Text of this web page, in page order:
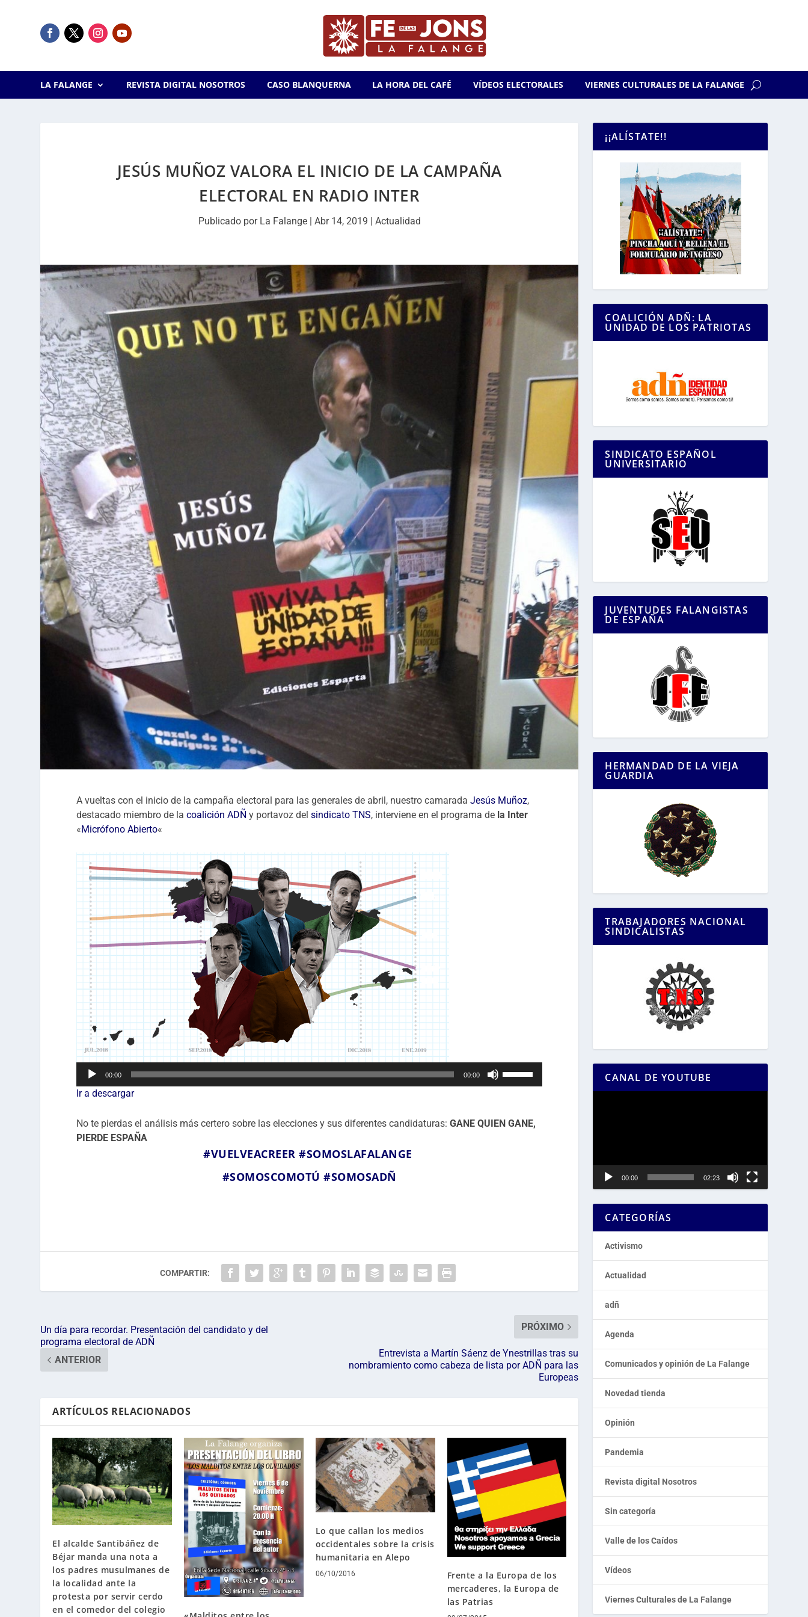
LA FALANGE REVISTA DIGITAL NOSOTROS CASO BLANQUERNA LA HORA DEL CAFÉ VÍDEOS ELECTORALES VIERNES CULTURALES DE LA FALANGE
JESÚS MUÑOZ VALORA EL INICIO DE LA CAMPAÑA
ELECTORAL EN RADIO INTER
Publicado por La Falange| Abr 14, 2019 | Actualidad
A vueltas con el inicio de la campaña electoral para las generales de abril, nuestro camaradaJesús Muñoz,
destacado miembro de lacoalición ADÑ y portavoz delsindicato TNS, interviene en el programa de la Inter
«Micrófono Abierto«
Reproductor
audio
00:00 00:00
i
e
c
i
b
a
a
b
a
j
o
p
Ir a descargar
No te pierdas el análisis más certero sobre las elecciones y sus diferentes candidaturas:GANE QUIEN GANE,
PIERDE ESPAÑA
#VUELVEACREER #SOMOSLAFALANGE
#SOMOSCOMOTÚ #SOMOSADÑ
COMPARTIR:
Un día para recordar. Presentación del candidato y del
programa electoral de ADÑ
ANTERIOR
PRÓXIMO
Entrevista a Martín Sáenz de Ynestrillas tras su
nombramiento como cabeza de lista por ADÑ para las
Europeas
ARTÍCULOS RELACIONADOS
El alcalde Santibáñez de
Béjar manda una nota a
los padres musulmanes de
la localidad ante la
protesta por servir cerdo
en el comedor del colegio
Lo que callan los medios
occidentales sobre la crisis
humanitaria en Alepo
06/10/2016
Frente a la Europa de los
mercaderes, la Europa de
las Patrias
¡¡ALÍSTATE!!
COALICIÓN ADÑ: LA
UNIDAD DE LOS PATRIOTAS
SINDICATO ESPAÑOL
UNIVERSITARIO
JUVENTUDES FALANGISTAS
DE ESPAÑA
HERMANDAD DE LA VIEJA
GUARDIA
TRABAJADORES NACIONAL
SINDICALISTAS
CANAL DE YOUTUBE
00:00 02:23
CATEGORÍAS
Activismo
Actualidad
adñ
Agenda
Comunicados y opinión de La Falange
Novedad tienda
Opinión
Pandemia
Revista digital Nosotros
Sin categoría
Valle de los Caídos
Vídeos
Viernes Culturales de La Falange